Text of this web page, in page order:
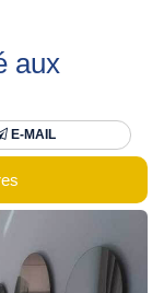
aux
E-MAIL